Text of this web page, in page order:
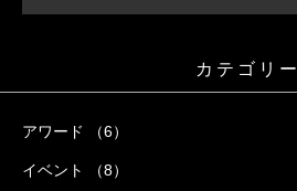
カテゴリー
アワード （6）
イベント （8）